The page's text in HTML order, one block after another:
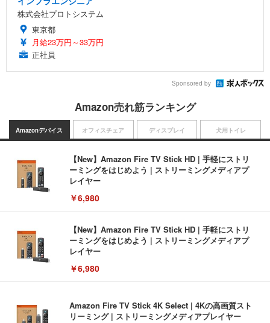
株式会社プロトシステム
東京都
月給23万円～33万円
正社員
Sponsored by
Amazon売れ筋ランキング
Amazonデバイス
【New】Amazon Fire TV Stick HD | 手軽にストリ
ーミングをはじめよう | ストリーミングメディアプ
レイヤー
￥6,980
【New】Amazon Fire TV Stick HD | 手軽にストリ
ーミングをはじめよう | ストリーミングメディアプ
レイヤー
￥6,980
Amazon Fire TV Stick 4K Select | 4Kの高画質スト
リーミング | ストリーミングメディアプレイヤー
オフィスチェア ディスプレイ 犬用トイレ